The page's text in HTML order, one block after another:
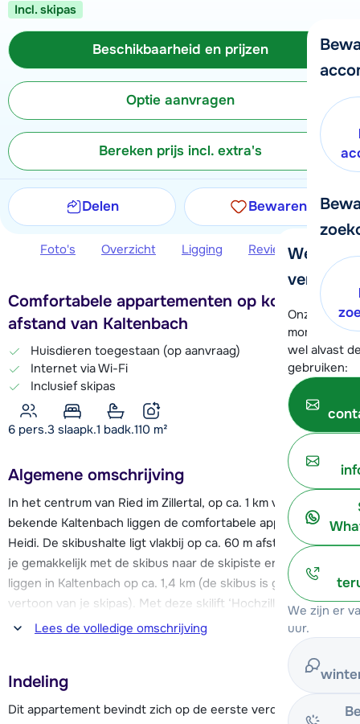
We
verder!
Onze
moment
wel alvast
gebruiken:
We zijn er
uur.
Incl. skipas
Beschikbaarheid en prijzen
Optie aanvragen
Bereken prijs incl. extra's
Delen Bewaren
Foto's Overzicht Ligging Reviews
Comfortabele appartementen op korte
afstand van Kaltenbach
Huisdieren toegestaan (op aanvraag)
Internet via Wi-Fi
Inclusief skipas
6 pers.3 slaapk.1 badk.110 m²
Algemene omschrijving
In het centrum van Ried im Zillertal, op ca. 1 km van het
bekende Kaltenbach liggen de comfortabele appartementen
Heidi. De skibushalte ligt vlakbij op ca. 60 m afstand, zo kun
je gemakkelijk met de skibus naar de skipiste en skilift, deze
liggen in Kaltenbach op ca. 1,4 km (de skibus is gratis op
vertoon van je skipas). Met deze skilift ‘Hochzillertal’ kom je
in het skigebied Hochfügen-Hochzillertal. Bij de lift bevindt
zich tevens de skischool. Na een dag actief in de buitenlucht
is het mogelijk om onderaan de skilift in Kaltenbach in een
van de après-ski bars de dag goed afsluiten met een
drankje.
Lees de volledige omschrijving
Indeling
Dit appartement bevindt zich op de eerste verdieping.